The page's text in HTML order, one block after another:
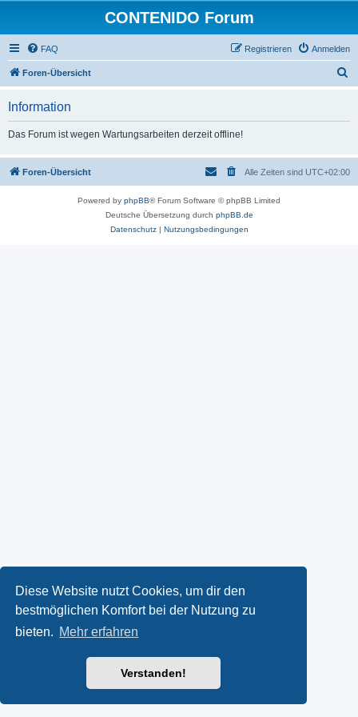
Diese Website nutzt Cookies, um dir den
bestmöglichen Komfort bei der Nutzung zu
bieten. Mehr erfahren
Verstanden!
CONTENIDO Forum
FAQ Anmelden
Registrieren
Foren-Übersicht
Information
Das Forum ist wegen Wartungsarbeiten derzeit offline!
Foren-Übersicht Alle Zeiten sind UTC+02:00
Powered by phpBB® Forum Software © phpBB Limited
Deutsche Übersetzung durch phpBB.de
Datenschutz| Nutzungsbedingungen